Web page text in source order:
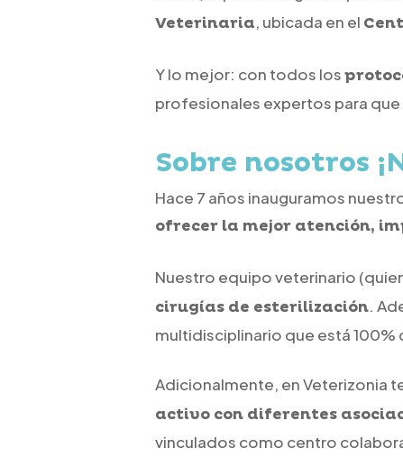
Veterinaria, ubicada en el
Y lo mejor: con todos los
profesionales expertos para
Sobre nosotros
Hace 7 años inauguramos
ofrecer la mejor atención,
Nuestro equipo veterinario
cirugías de esterilización.
multidisciplinario que está
Adicionalmente, en Veterizonia
activo con diferentes
vinculados como centro